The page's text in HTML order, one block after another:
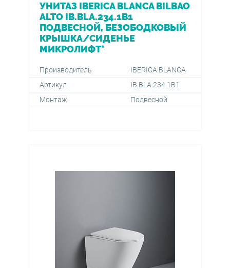
УНИТАЗ IBERICA BLANCA BILBAO
ALTO IB.BLA.234.1B1
ПОДВЕСНОЙ, БЕЗОБОДКОВЫЙ
КРЫШКА/СИДЕНЬЕ
МИКРОЛИФТ*
Производитель
IBERICA BLANCA
Артикул
IB.BLA.234.1B1
Монтаж
Подвесной